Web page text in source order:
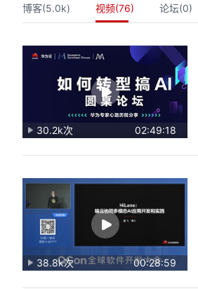
博客(5.0k) 视频(76) 论坛(0)
30.2k次 02:49:18
38.8k次 00:28:59
用码道，让你
2026/08/04 周二
林华鼎-华为云AI开
从入门 · 到做AI应
程，只教用AI · 零